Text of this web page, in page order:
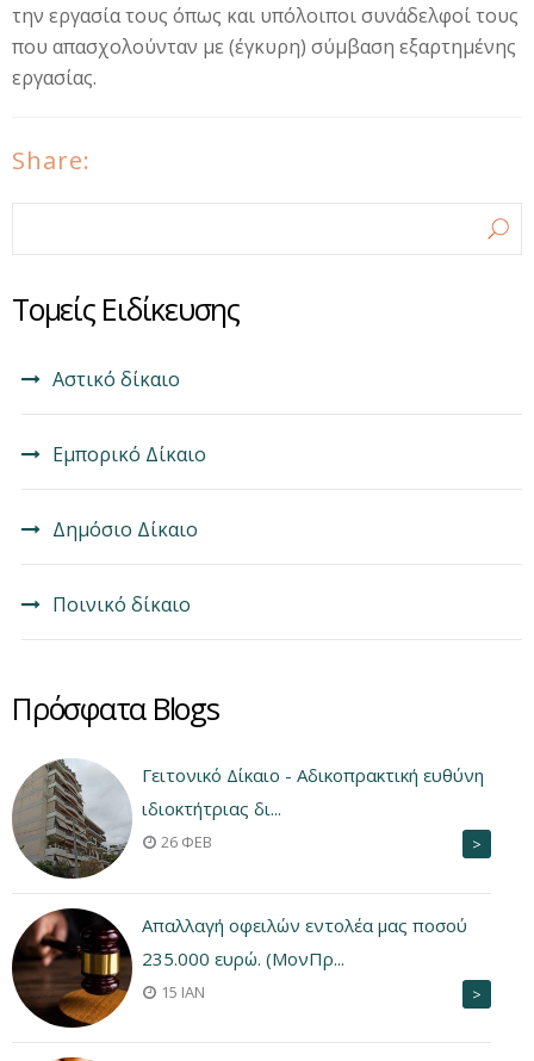
την εργασία τους όπως και υπόλοιποι συνάδελφοί τους
που απασχολούνταν με (έγκυρη) σύμβαση εξαρτημένης
εργασίας.
Share:
Τομείς Ειδίκευσης
Αστικό δίκαιο
Εμπορικό Δίκαιο
Δημόσιο Δίκαιο
Ποινικό δίκαιο
Πρόσφατα Blogs
Γειτονικό Δίκαιο - Αδικοπρακτική ευθύνη
ιδιοκτήτριας δι...
26 ΦΕΒ >
Aπαλλαγή οφειλών εντολέα μας ποσού
235.000 ευρώ. (ΜονΠρ...
15 ΙΑΝ >